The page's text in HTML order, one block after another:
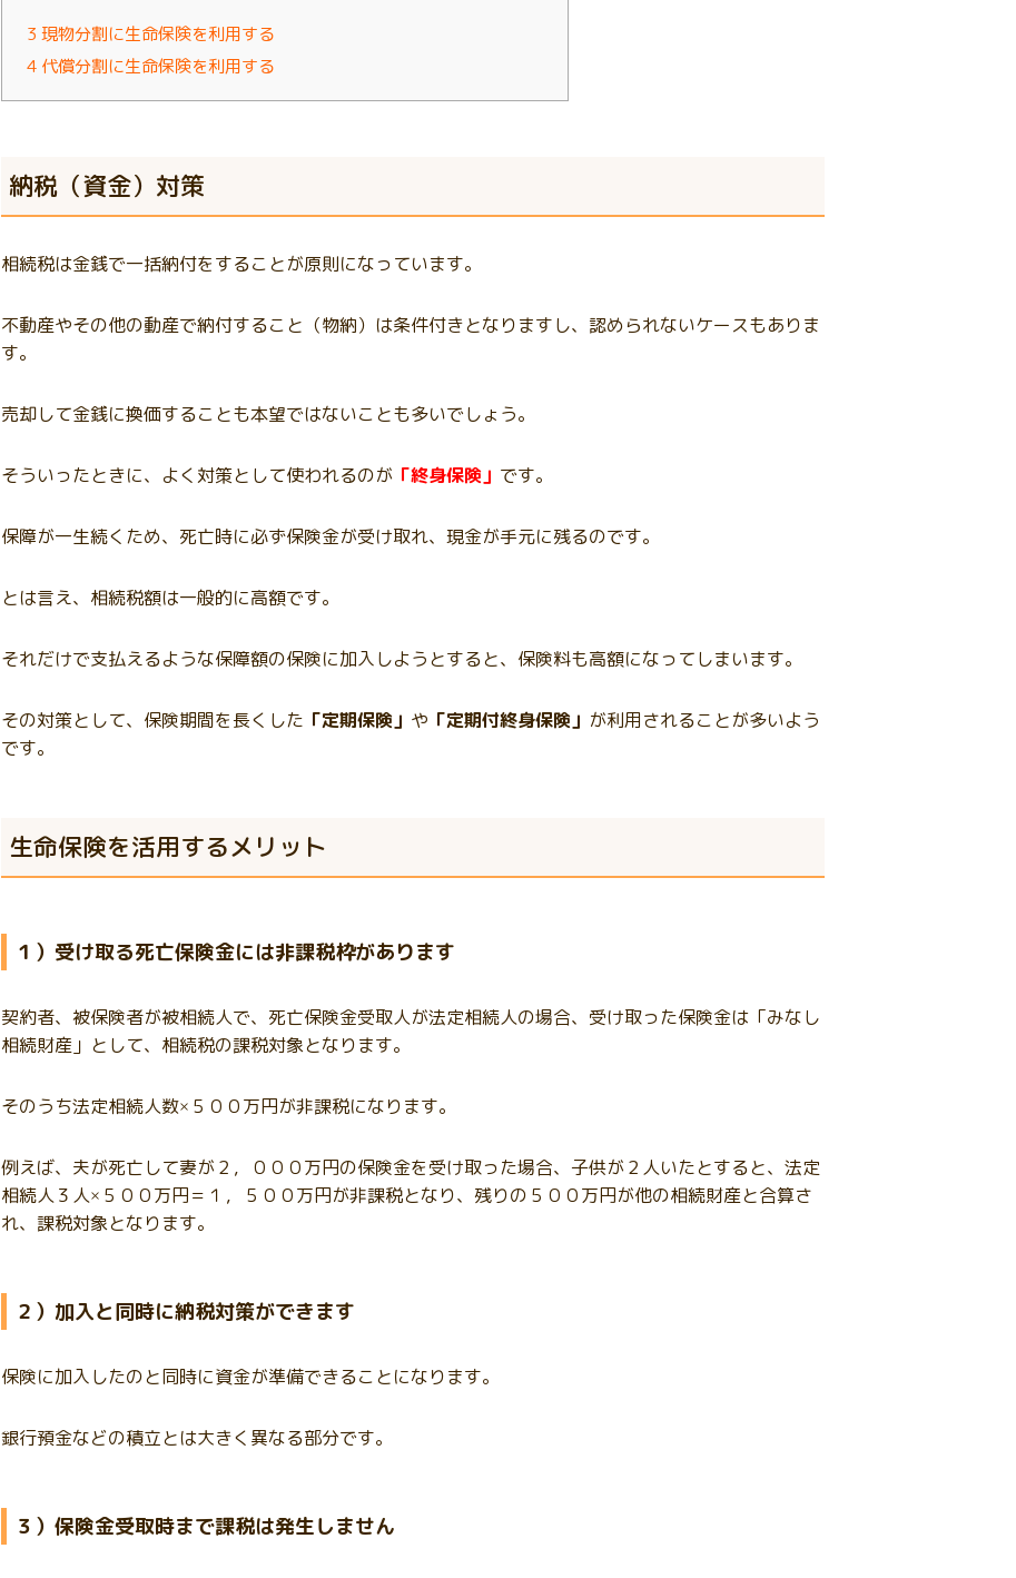
3 現物分割に生命保険を利用する
4 代償分割に生命保険を利用する
納税（資金）対策
相続税は金銭で一括納付をすることが原則になっています。
不動産やその他の動産で納付すること（物納）は条件付きとなりますし、認められないケースもありま
す。
売却して金銭に換価することも本望ではないことも多いでしょう。
そういったときに、よく対策として使われるのが 「終身保険」 です。
保障が一生続くため、死亡時に必ず保険金が受け取れ、現金が手元に残るのです。
とは言え、相続税額は一般的に高額です。
それだけで支払えるような保障額の保険に加入しようとすると、保険料も高額になってしまいます。
その対策として、保険期間を長くした 「定期保険」 や 「定期付終身保険」 が利用されることが多いよう
です。
生命保険を活用するメリット
１）受け取る死亡保険金には非課税枠があります
契約者、被保険者が被相続人で、死亡保険金受取人が法定相続人の場合、受け取った保険金は「みなし
相続財産」として、相続税の課税対象となります。
そのうち法定相続人数× ５００万円が非課税になります。
例えば、夫が死亡して妻が２，０００万円の保険金を受け取った場合、子供が２人いたとすると、法定
相続人３人× ５００万円＝１，５００万円が非課税となり、残りの５００万円が他の相続財産と合算さ
れ、課税対象となります。
２）加入と同時に納税対策ができます
保険に加入したのと同時に資金が準備できることになります。
銀行預金などの積立とは大きく異なる部分です。
３）保険金受取時まで課税は発生しません